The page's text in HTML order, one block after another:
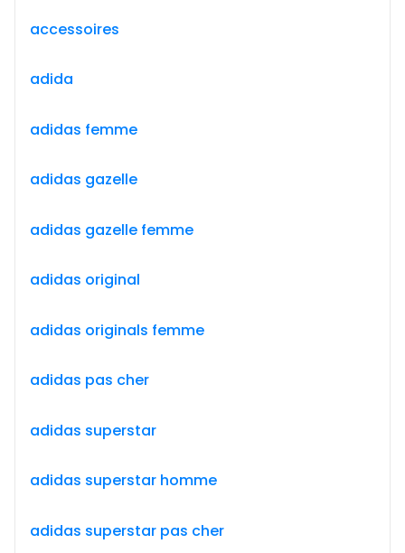
accessoires
adida
adidas femme
adidas gazelle
adidas gazelle femme
adidas original
adidas originals femme
adidas pas cher
adidas superstar
adidas superstar homme
adidas superstar pas cher